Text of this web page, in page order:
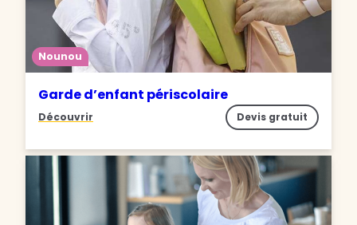
Nounou
Garde d’enfant périscolaire
Découvrir Devis gratuit